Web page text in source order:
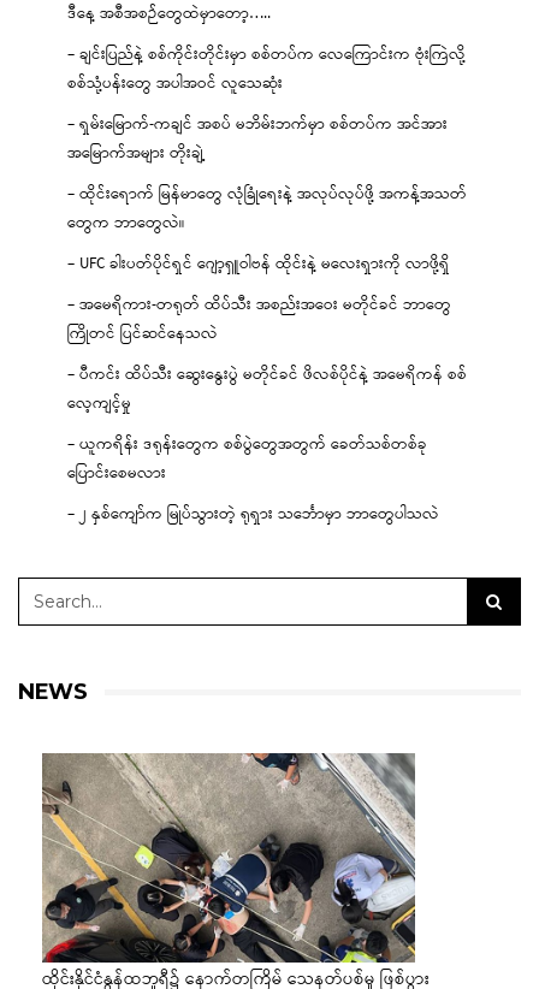
ဒီနေ့ အစီအစဉ်တွေထဲမှာတော့…..
– ချင်းပြည်နဲ့ စစ်ကိုင်းတိုင်းမှာ စစ်တပ်က လေကြောင်းက ဗုံးကြဲလို့
စစ်သုံ့ပန်းတွေ အပါအဝင် လူသေဆုံး
– ရှမ်းမြောက်-ကချင် အစပ် မဘိမ်းဘက်မှာ စစ်တပ်က အင်အား
အမြောက်အများ တိုးချဲ့
– ထိုင်းရောက် မြန်မာတွေ လုံခြုံရေးနဲ့ အလုပ်လုပ်ဖို့ အကန့်အသတ်
တွေက ဘာတွေလဲ။
– UFC ခါးပတ်ပိုင်ရှင် ဂျော့ရှူဝါဗန် ထိုင်းနဲ့ မလေးရှားကို လာဖို့ရှိ
– အမေရိကား-တရုတ် ထိပ်သီး အစည်းအဝေး မတိုင်ခင် ဘာတွေ
ကြိုတင် ပြင်ဆင်နေသလဲ
– ပီကင်း ထိပ်သီး ဆွေးနွေးပွဲ မတိုင်ခင် ဖိလစ်ပိုင်နဲ့ အမေရိကန် စစ်
လေ့ကျင့်မှု
– ယူကရိန်း ဒရုန်းတွေက စစ်ပွဲတွေအတွက် ခေတ်သစ်တစ်ခု
ပြောင်းစေမလား
– ၂ နှစ်ကျော်က မြုပ်သွားတဲ့ ရုရှား သင်္ဘောမှာ ဘာတွေပါသလဲ
NEWS
ထိုင်းနိုင်ငံနွန်ထဘူရီ၌ နောက်တကြိမ် သေနတ်ပစ်မှု ဖြစ်ပွား